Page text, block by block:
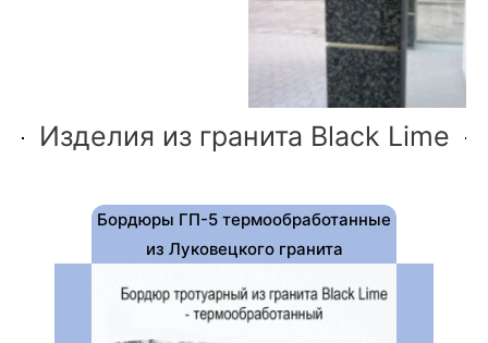
Изделия из гранита Black Lime
Бордюры ГП-5 термообработанные
из Луковецкого гранита